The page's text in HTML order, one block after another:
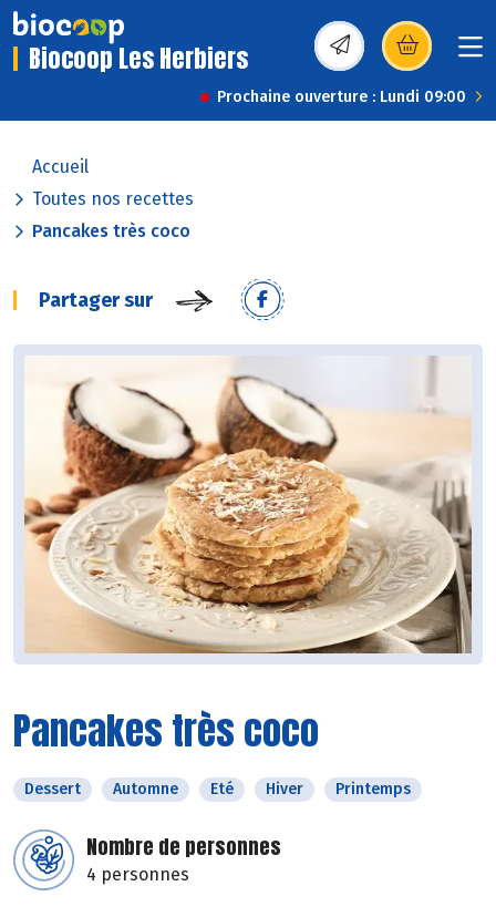
Biocoop Les Herbiers (s’ouvre dans une
Prochaine ouverture : Lundi 09:00
Accueil
Toutes nos recettes
Pancakes très coco
Partager sur
Pancakes très coco
Dessert Automne Eté Hiver Printemps
Nombre de personnes
4 personnes